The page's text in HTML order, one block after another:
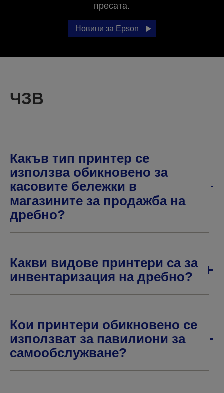
пресата.
Новини за Epson
ЧЗВ
Какъв тип принтер се
използва обикновено за
касовите бележки в
магазините за продажба на
дребно?
Какви видове принтери са за
инвентаризация на дребно?
Кои принтери обикновено се
използват за павилиони за
самообслужване?